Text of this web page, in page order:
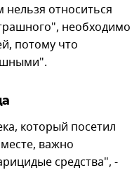
относиться
необходимо
потому что
который посетил
важно
средства", -